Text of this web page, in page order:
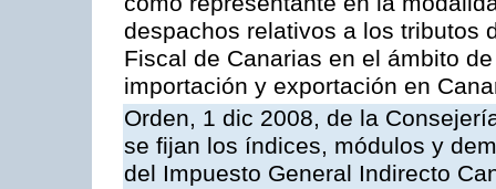
despachos relativos a los tributos
Fiscal de Canarias en el ámbito
importación y exportación en
Orden, 1 dic 2008, de la
se fijan los índices, módulos y
del Impuesto General Indirecto